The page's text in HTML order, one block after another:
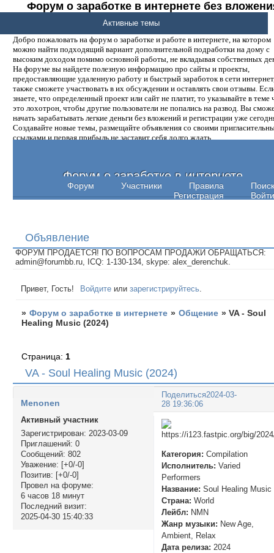
Форум о заработке в интернете без
денег.
Добро пожаловать на форум о заработке и работе в интернете, на котором
можно найти подходящий вариант дополнительной подработки на дому с
высоким доходом помимо основной работы, не вкладывая собственных
На форуме вы найдете полезную информацию про сайты и проекты,
предоставляющие удаленную работу и быстрый заработок в сети
также сможете участвовать в их обсуждении и оставлять свои отзывы.
знаете, что определенный проект или сайт не платит, то указывайте в теме
это лохотрон, чтобы другие пользователи не попались на развод. Вы
начать зарабатывать легкие деньги без вложений и регистрации уже
Создавайте новые темы, размещайте объявления со своими
ссылками и первая прибыль не заставит себя долго ждать.
Форум о заработке в интернете
Форум Участники Правила
Поиск
Регистрация
Войти
Активные темы
Объявление
ФОРУМ ПРОДАЕТСЯ! ПО ВОПРОСАМ ПРОДАЖИ ОБРАЩАТЬСЯ:
admin@forumbb.ru, ICQ: 1-130-134, skype: alex_derenchuk.
Привет, Гость! Войдите илизарегистрируйтесь
» Форум о заработке в интернете » Общение »VA - Soul
Healing Music (2024)
VA - Soul Healing Music (2024)
Страница: 1
Поделиться2024-03-
28 19:36:06
Menonen
Активный участник
Зарегистрирован: 2023-03-09
Приглашений: 0
Сообщений: 802
Уважение: [+0/-0]
Позитив: [+0/-0]
Провел на форуме:
6 часов 18 минут
Последний визит:
2025-04-30 15:40:33
Категория: Compilation
Исполнитель: Varied
Performers
Название: Soul Healing Music
Страна: World
Лейбл: NMN
Жанр музыки: New Age,
Ambient, Relax
Дата релиза: 2024